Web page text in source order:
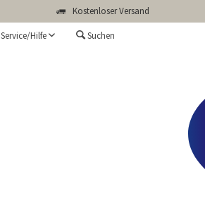
Kostenloser Versand
Service/Hilfe Suchen